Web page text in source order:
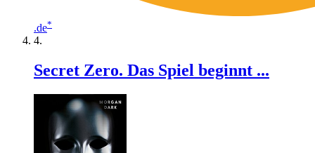
.de*
Secret Zero. Das Spiel beginnt ...